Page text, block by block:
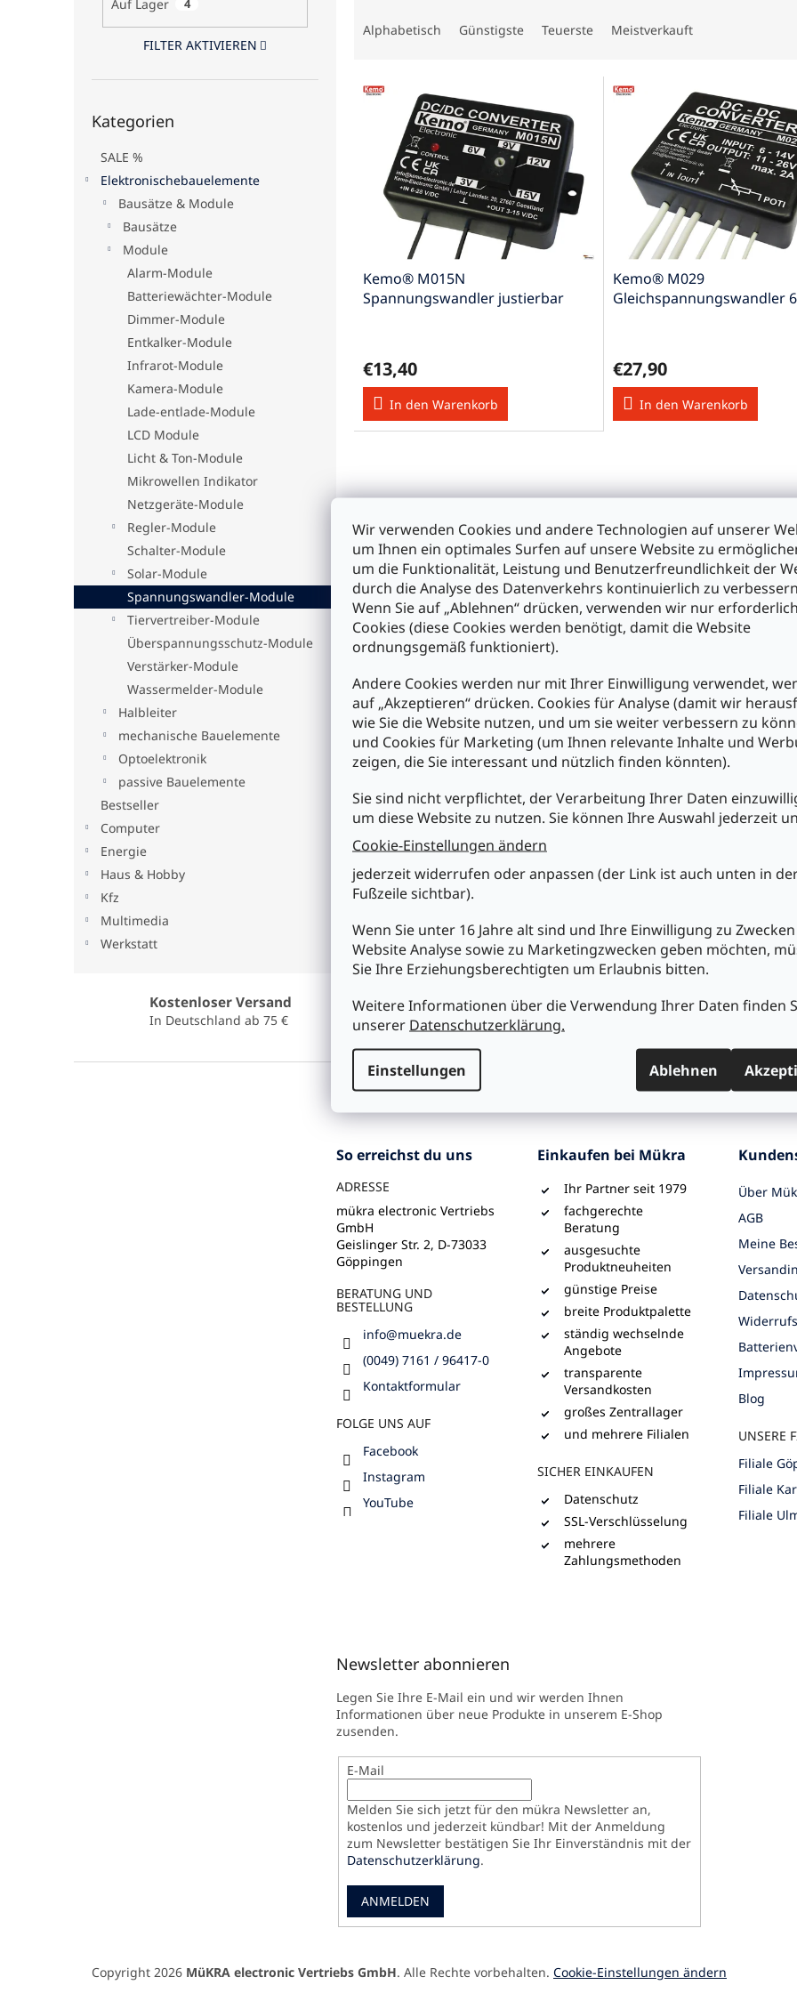
Wir verwenden Cookies und andere Technologien auf unserer
um Ihnen ein optimales Surfen auf unsere Website zu
um die Funktionalität, Leistung und Benutzerfreundlichkeit der
durch die Analyse des Datenverkehrs kontinuierlich zu
Wenn Sie auf „Ablehnen“ drücken, verwenden wir nur
Cookies (diese Cookies werden benötigt, damit die Website
ordnungsgemäß funktioniert).
Andere Cookies werden nur mit Ihrer Einwilligung verwendet,
auf „Akzeptieren“ drücken. Cookies für Analyse (damit wir
wie Sie die Website nutzen, und um sie weiter verbessern zu
und Cookies für Marketing (um Ihnen relevante Inhalte und
zeigen, die Sie interessant und nützlich finden könnten).
Sie sind nicht verpflichtet, der Verarbeitung Ihrer Daten
um diese Website zu nutzen. Sie können Ihre Auswahl jederzeit
Cookie-Einstellungen ändern
jederzeit widerrufen oder anpassen (der Link ist auch unten in
Fußzeile sichtbar).
Wenn Sie unter 16 Jahre alt sind und Ihre Einwilligung zu
Website Analyse sowie zu Marketingzwecken geben möchten,
Sie Ihre Erziehungsberechtigten um Erlaubnis bitten.
Weitere Informationen über die Verwendung Ihrer Daten finden
unserer Datenschutzerklärung.
Einstellungen Ablehnen
Auf Lager 4
FILTER AKTIVIEREN
überspringen
Kategorien
SALE %
Elektronischebauelemente
Bausätze & Module
Bausätze
Module
Alarm-Module
Batteriewächter-Module
Dimmer-Module
Entkalker-Module
Infrarot-Module
Kamera-Module
Lade-entlade-Module
LCD Module
Licht & Ton-Module
Mikrowellen Indikator
Netzgeräte-Module
Regler-Module
Schalter-Module
Solar-Module
Spannungswandler-Module
Tiervertreiber-Module
Überspannungsschutz-Module
Verstärker-Module
Wassermelder-Module
Halbleiter
mechanische Bauelemente
Optoelektronik
passive Bauelemente
Bestseller
Computer
Energie
Haus & Hobby
Kfz
Multimedia
Werkstatt
u
n
Alphabetisch Günstigste Teuerste Meistverkauft
d
Kemo® M015N
Spannungswandler justierbar
€13,40
In den Warenkorb
Kemo® M029
Gleichspannungswandler
€27,90
In den Warenkorb
Kemo® M150 DC + Puls Converter
110 / 230 V/AC (Modul)
€19,50
In den Warenkorb
S
t
e
l
e
m
t
d
L
i
s
Kostenloser Versand
In Deutschland ab 75 €
Sicherer Shop
100% sichere Zahlung
So erreichst du uns
ADRESSE
mükra electronic Vertriebs
GmbH
Geislinger Str. 2, D-73033
Göppingen
BERATUNG UND
BESTELLUNG
info@muekra.de
(0049) 7161 / 96417-0
Kontaktformular
FOLGE UNS AUF
Facebook
Instagram
YouTube
Einkaufen bei Mükra
Ihr Partner seit 1979
fachgerechte
Beratung
ausgesuchte
Produktneuheiten
günstige Preise
breite Produktpalette
ständig wechselnde
Angebote
transparente
Versandkosten
großes Zentrallager
und mehrere Filialen
SICHER EINKAUFEN
Datenschutz
SSL-Verschlüsselung
mehrere
Zahlungsmethoden
Über
AGB
Meine
Blog
UNSERE
Filiale
Filiale
Filiale
Newsletter abonnieren
Legen Sie Ihre E-Mail ein und wir werden Ihnen
Informationen über neue Produkte in unserem E-Shop
zusenden.
E-Mail
Melden Sie sich jetzt für den mükra Newsletter an,
kostenlos und jederzeit kündbar! Mit der Anmeldung
zum Newsletter bestätigen Sie Ihr Einverständnis mit der
Datenschutzerklärung.
ANMELDEN
Copyright 2026 MüKRA electronic Vertriebs GmbH. Alle Rechte vorbehalten. Cookie-Einstellungen ändern